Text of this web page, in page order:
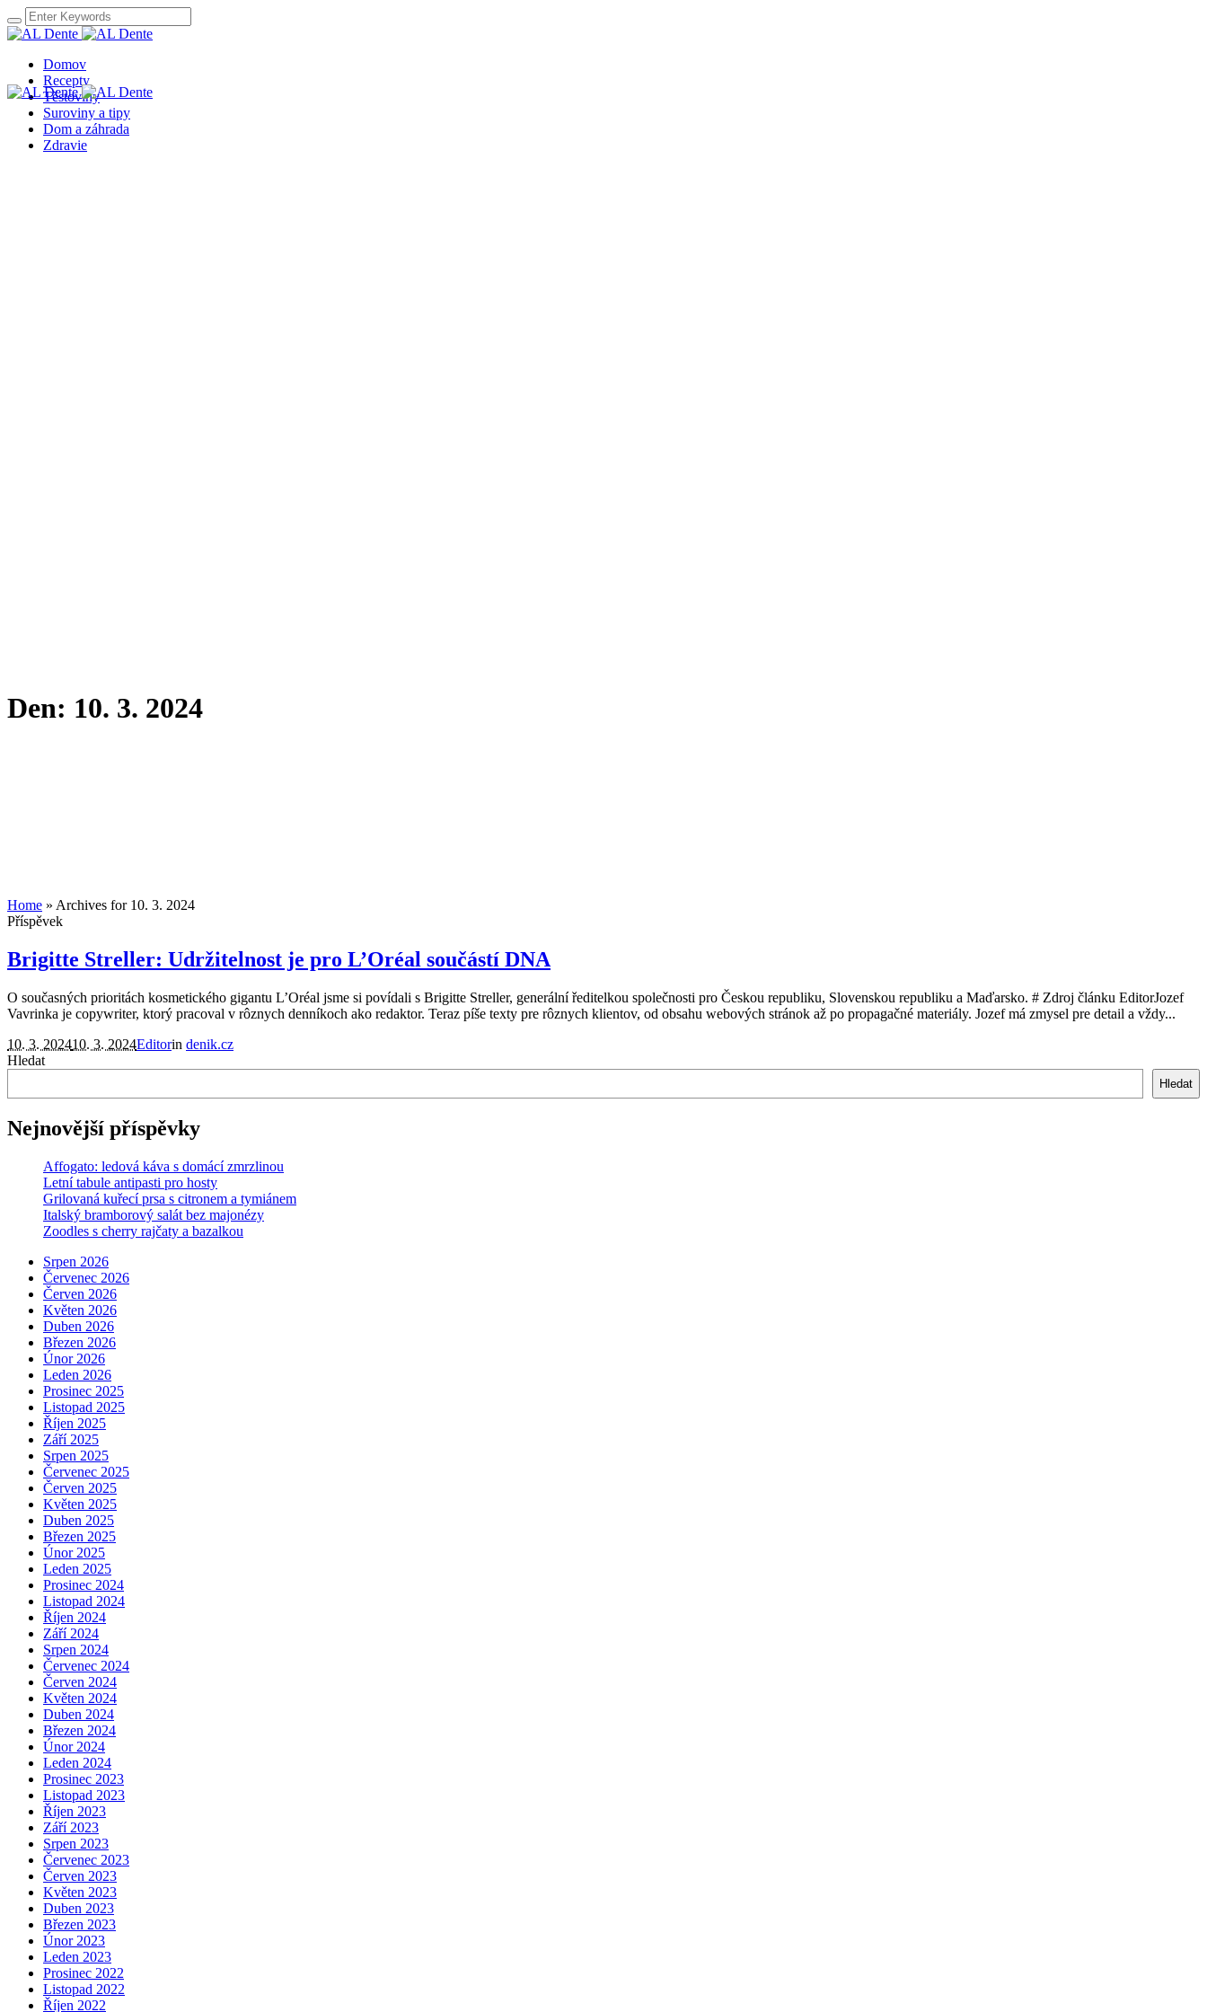
Domov
Recepty
Těstoviny
Suroviny a tipy
Dom a záhrada
Zdravie
Den: 10. 3. 2024
Home » Archives for 10. 3. 2024
Příspěvek
Brigitte Streller: Udržitelnost je pro L’Oréal součástí DNA
O současných prioritách kosmetického gigantu L’Oréal jsme si povídali s Brigitte Streller, generální ředitelkou společnosti pro Českou republiku, Slovenskou republiku a Maďarsko. # Zdroj článku EditorJozef
Vavrinka je copywriter, ktorý pracoval v rôznych denníkoch ako redaktor. Teraz píše texty pre rôznych klientov, od obsahu webových stránok až po propagačné materiály. Jozef má zmysel pre detail a vždy...
10. 3. 202410. 3. 2024Editorin denik.cz
Hledat
Hledat
Nejnovější příspěvky
Affogato: ledová káva s domácí zmrzlinou
Letní tabule antipasti pro hosty
Grilovaná kuřecí prsa s citronem a tymiánem
Italský bramborový salát bez majonézy
Zoodles s cherry rajčaty a bazalkou
Srpen 2026
Červenec 2026
Červen 2026
Květen 2026
Duben 2026
Březen 2026
Únor 2026
Leden 2026
Prosinec 2025
Listopad 2025
Říjen 2025
Září 2025
Srpen 2025
Červenec 2025
Červen 2025
Květen 2025
Duben 2025
Březen 2025
Únor 2025
Leden 2025
Prosinec 2024
Listopad 2024
Říjen 2024
Září 2024
Srpen 2024
Červenec 2024
Červen 2024
Květen 2024
Duben 2024
Březen 2024
Únor 2024
Leden 2024
Prosinec 2023
Listopad 2023
Říjen 2023
Září 2023
Srpen 2023
Červenec 2023
Červen 2023
Květen 2023
Duben 2023
Březen 2023
Únor 2023
Leden 2023
Prosinec 2022
Listopad 2022
Říjen 2022